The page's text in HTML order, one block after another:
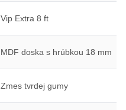
Vip Extra 8 ft
MDF doska s hrúbkou 18 mm
Zmes tvrdej gumy